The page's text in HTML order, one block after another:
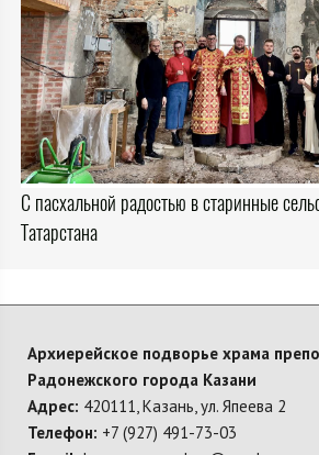
С пасхальной радостью в старинные
Татарстана
Архиерейское подворье храма
Радонежского города Казани
Адрес: 420111, Казань, ул. Япеева 2
Телефон: +7 (927) 491-73-03